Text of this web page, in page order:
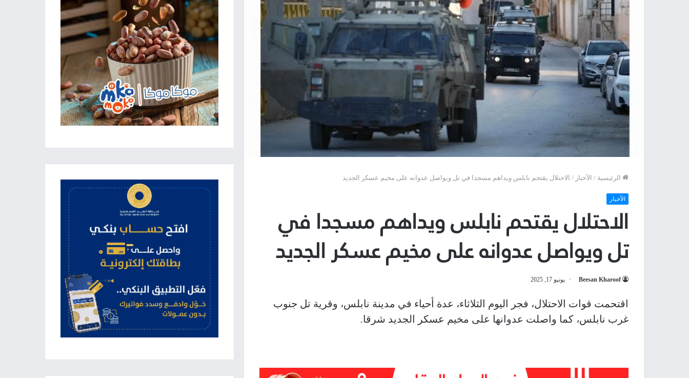
الرئيسية / الأخبار / الاحتلال يقتحم نابلس ويداهم مسجدا في تل ويواصل عدوانه على مخيم عسكر الجديد
الأخبار
الاحتلال يقتحم نابلس ويداهم مسجدا في
تل ويواصل عدوانه على مخيم عسكر الجديد
Beesan Kharoof يونيو 17, 2025
اقتحمت قوات الاحتلال، فجر اليوم الثلاثاء، عدة أحياء في مدينة نابلس، وقرية تل جنوب
غرب نابلس، كما واصلت عدوانها على مخيم عسكر الجديد شرقا.